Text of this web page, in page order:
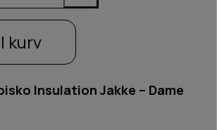
kurv
Insulation Jakke – Dame